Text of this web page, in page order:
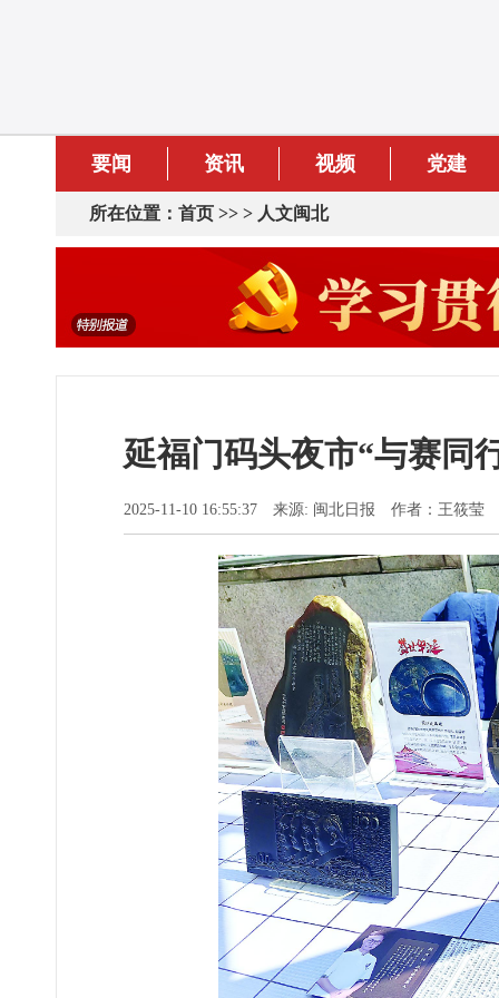
要闻 资讯 视频 党建
所在位置： 首页 >> > 人文闽北
延福门码头夜市“与赛同
2025-11-10 16:55:37 来源: 闽北日报 作者：王筱莹